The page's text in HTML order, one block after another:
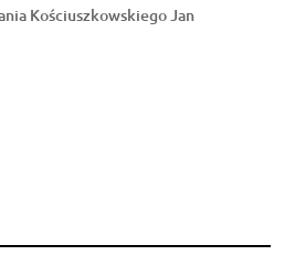
Kościuszkowskiego Jan